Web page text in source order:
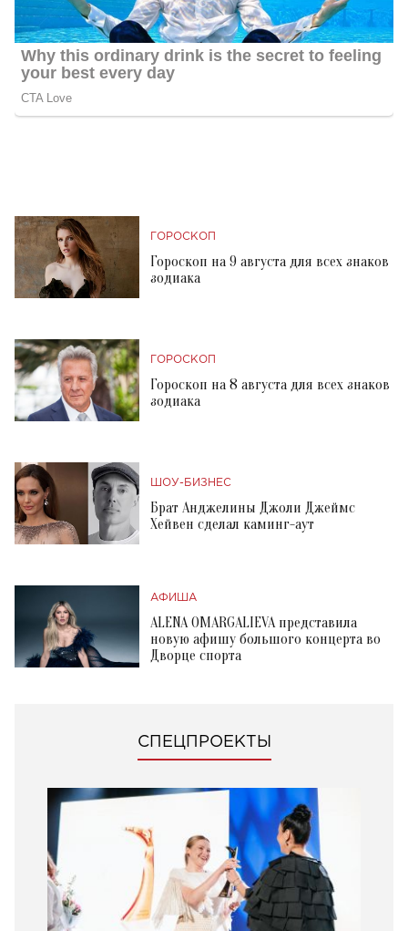
ГОРОСКОП
Гороскоп на 9 августа для всех знаков
зодиака
ГОРОСКОП
Гороскоп на 8 августа для всех знаков
зодиака
ШОУ-БИЗНЕС
Брат Анджелины Джоли Джеймс
Хейвен сделал каминг-аут
АФИША
ALENA OMARGALIEVA представила
новую афишу большого концерта во
Дворце спорта
СПЕЦПРОЕКТЫ